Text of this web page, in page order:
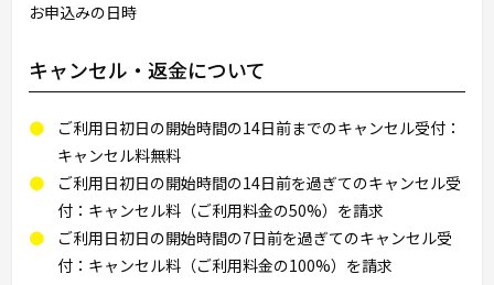
お申込みの日時
キャンセル・返金について
ご利用日初日の開始時間の14日前までのキャンセル受付：
キャンセル料無料
ご利用日初日の開始時間の14日前を過ぎてのキャンセル受
付：キャンセル料（ご利用料金の50%）を請求
ご利用日初日の開始時間の7日前を過ぎてのキャンセル受
付：キャンセル料（ご利用料金の100%）を請求